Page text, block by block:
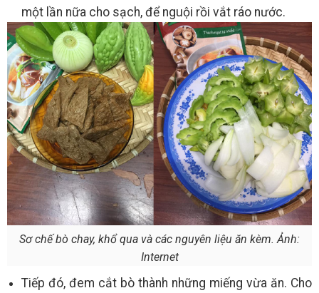
một lần nữa cho sạch, để nguội rồi vắt ráo nước.
Sơ chế bò chay, khổ qua và các nguyên liệu ăn kèm. Ảnh:
Internet
Tiếp đó, đem cắt bò thành những miếng vừa ăn. Cho